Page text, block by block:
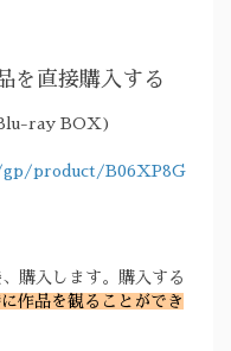
を直接購入する
ray BOX)
product/B06XP8G
購入します。購入する
作品を観ることができ